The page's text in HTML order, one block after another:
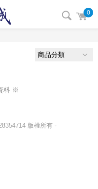
0
商品分類
料 ※
版權所有 -